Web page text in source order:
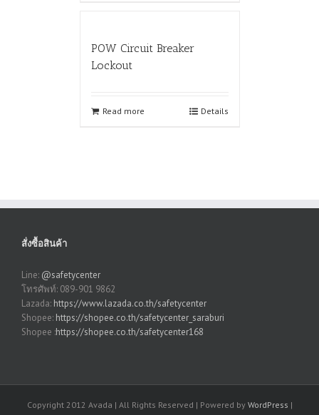
POW Circuit Breaker
Lockout
Read more Details
สั่งซื้อสินค้า
Line: @safetycenter
โทรศัพท์: 089-901 9862
Lazada: https://www.lazada.co.th/safetycenter
Shopee: https://shopee.co.th/safetycenter_saraburi
Shopee :https://shopee.co.th/safetycenter168
Copyright 2012 Avada | All Rights Reserved | Powered by WordPress |